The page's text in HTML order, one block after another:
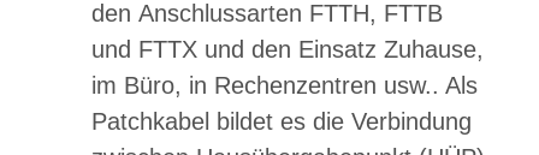
den Anschlussarten FTTH, FTTB
und FTTX und den Einsatz Zuhause,
im Büro, in Rechenzentren usw.. Als
Patchkabel bildet es die Verbindung